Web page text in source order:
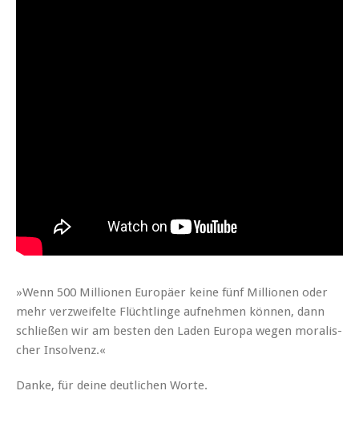
»Wenn 500 Mil­lio­nen Europäer keine fünf Mil­lio­nen oder
mehr verzweifelte Flüchtlinge aufnehmen kön­nen, dann
schließen wir am besten den Laden Europa wegen moralis­
ch­er Insolvenz.«
Danke, für deine deut­lichen Worte.